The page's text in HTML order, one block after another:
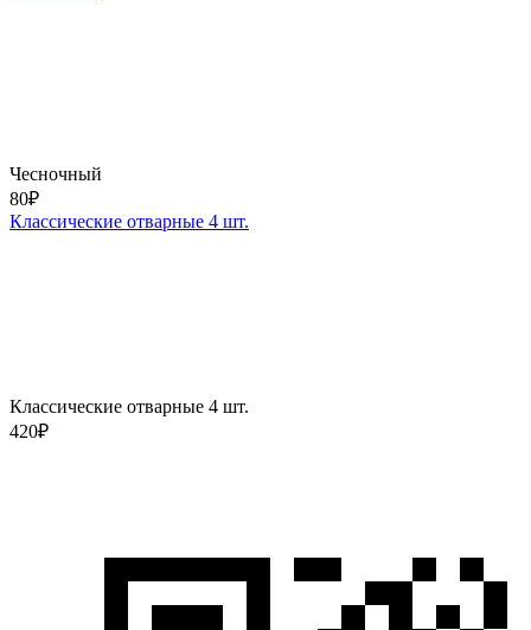
Чесночный
80₽
Классические отварные 4 шт.
Классические отварные 4 шт.
420₽